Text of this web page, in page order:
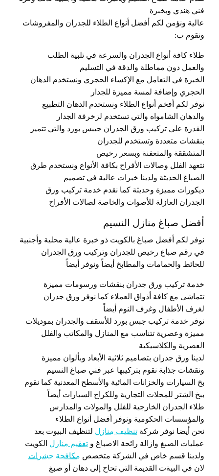
فني هندي وبخبرة
عالية ونؤمن لكم أفضل أنواع الطلاء للجدران والمفروشات
ونقوم ب:
طلاء كافة أنواع الجدران والسرعة في تلبية الطلب
والعمل دون مماطلة والدقة في التسليم
الخبرة في التعامل مع الإكساء الحجري ونستخدم الدهان
الحجري وإضافة لمسة مميزة للجدار
نوفر لكم أفخم أنواع الطلاء ونستخدم الدهان التطبيع
والدهان الشامواه والتي تستخدم لزخرفة الجدار
القدرة على تركيب ورق الجدران جيبس بورد والتي تتميز
بنقشات متعددة وتستخدم للجدران
المتشققة والمتعفنة وبسعر رخيص
نتعهد الفلل وصالات الأفراح بكافة الأنواع ونستخدم طرق
الصباغ الحديثة ولدينا خبرات عالية في تصميم
ديكورات مميزة وحديثة كما نقدم خدمة تركيب ورق
الجدران العازلة للأصوات والخاصة لصالات الأفراح
أفضل صباغ منازل النسيم
نوفر لكم أفضل صباغ بالكويت ذو خبرة عالية محلية وأجنبية
في رقم صباغ رخيص للجدران وتركيب ورق الجدران
للحائط والحمامات والمطابخ أيضاً ونوفر أيضاً
خدمة تركيب ورق جدران بنقشات ورسومات مميزة
تتماشى مع كافة أذواق العملاء كما نوفر ورق جدران
لغرف الأطفال وغرف النوم أيضاً
نوفر خدمة تركيب جبس بورد للأسقف والجدران بموديلات
مميزة وعصرية تتناسب مع المنازل والمكاتب والفلل
العصرية والكلاسيكية
لدينا ورق جدران بتصاميم ثلاثية الأبعاد وبألوان مميزة
ونقشات جذابة نقوم بتركيبها عبر فني صباغ النسيم
بخ السيارات والخزانات المائية والأسطح المعدنية كما نقوم
ببخ الشتر للمحلات التجارية وللكراج السيارات أيضاً
طلاء الجدران الخارجية للفلل والمولات والمدارس
والمؤسسات الحكومية ونوفر أفضل أنواع الطلاء
نحن أيضا نوفر شركة تنظيف منازل لتنظيف البيوت بعد
عمليات الصبغ وازالة رائحة الاصباغ و تعقيم منازل الكويت
ولدبنا قسم خاص في الشركة متخصص مكافحة حشرات
لان في البيةت القديمة التي تحاح إلى دهان أو صبغ